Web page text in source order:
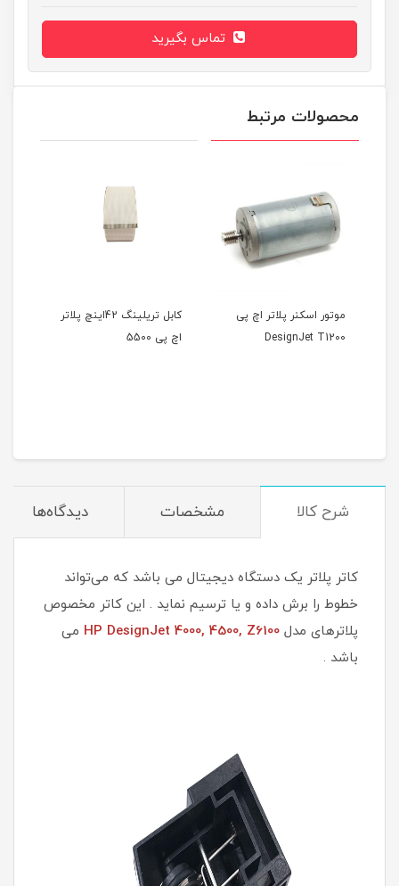
محصولات مرتبط
موتور اسکنر پلاتر اچ پی
DesignJet T1200
کابل تریلینگ 42اینچ پلاتر
اچ پی 5500
شرح کالا مشخصات دیدگاه‌ها
کاتر پلاتر یک دستگاه دیجیتال می باشد که می‌تواند
خطوط را برش داده و یا ترسیم نماید . این کاتر مخصوص
پلاترهای مدل HP DesignJet 4000, 4500, Z6100 می
باشد .